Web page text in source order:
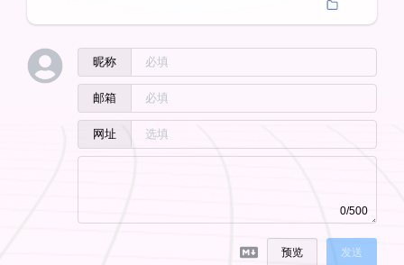
昵称
邮箱
网址
0/500
预览 发送